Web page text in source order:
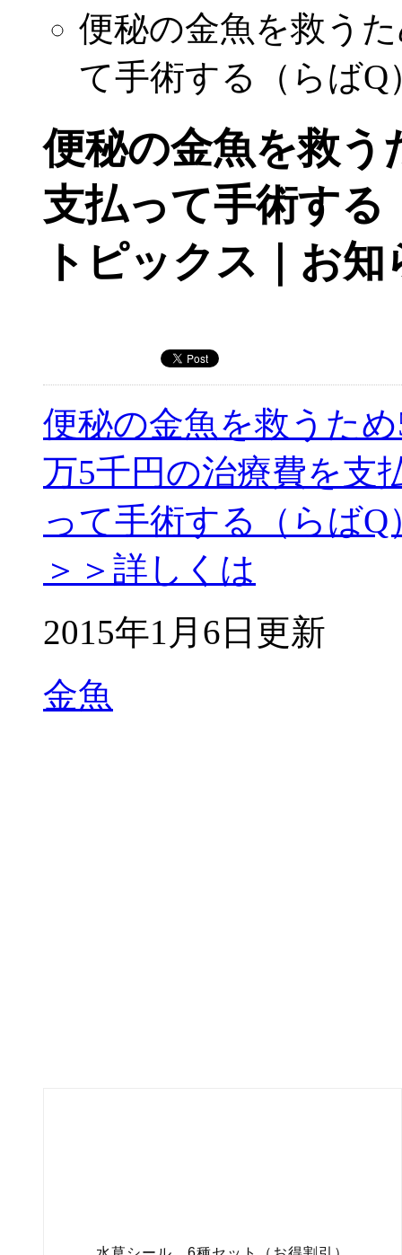
便秘の金魚を救う
て手術する（らばQ
便秘の金魚を救う
支払って手術する
トピックス｜お知
便秘の金魚を救うた
万5千円の治療費を支
って手術する（らばQ
＞＞詳しくは
2015年1月6日更新
金魚